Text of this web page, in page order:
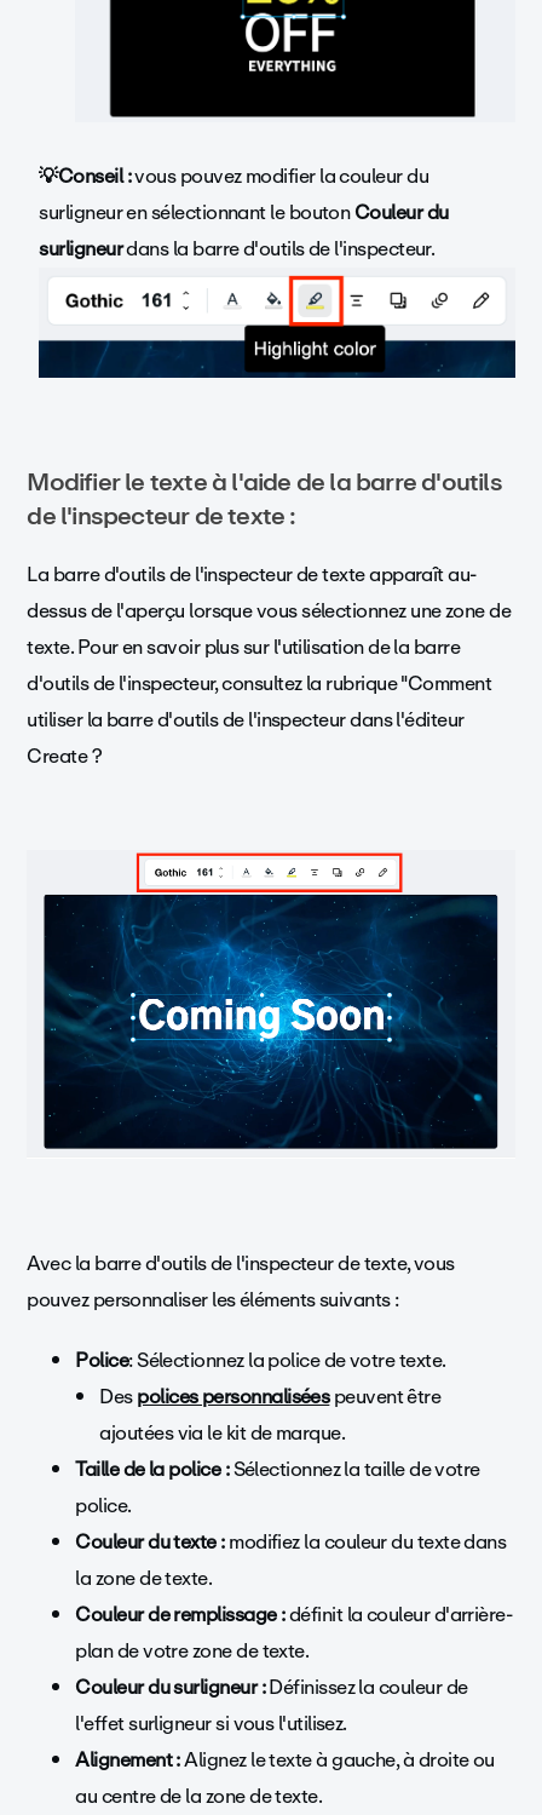
💡Conseil :vous pouvez modifier la couleur du
surligneur en sélectionnant le boutonCouleur du
surligneurdans la barre d'outils de l'inspecteur.
Modifier le texte à l'aide de la barre d'outils
de l'inspecteur de texte :
La barre d'outils de l'inspecteur de texte apparaît au-
dessus de l'aperçu lorsque vous sélectionnez une zone de
texte. Pour en savoir plus sur l'utilisation de la barre
d'outils de l'inspecteur, consultez la rubrique "Comment
utiliser la barre d'outils de l'inspecteur dans l'éditeur
Create ?
Avec la barre d'outils de l'inspecteur de texte, vous
pouvez personnaliser les éléments suivants :
Police: Sélectionnez la police de votre texte.
Despolices personnaliséespeuvent être
ajoutées via le kit de marque.
Taille de la police :Sélectionnez la taille de votre
police.
Couleur du texte :modifiez la couleur du texte dans
la zone de texte.
Couleur de remplissage :définit la couleur d'arrière-
plan de votre zone de texte.
Couleur du surligneur :Définissez la couleur de
l'effet surligneur si vous l'utilisez.
Alignement :Alignez le texte à gauche, à droite ou
au centre de la zone de texte.